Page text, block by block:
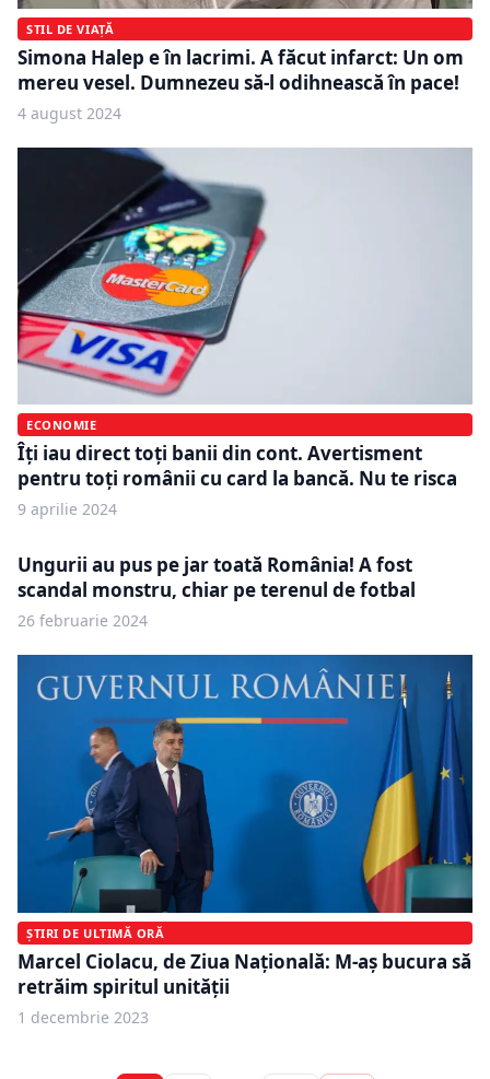
STIL DE VIAȚĂ
Simona Halep e în lacrimi. A făcut infarct: Un om
mereu vesel. Dumnezeu să-l odihnească în pace!
4 august 2024
ECONOMIE
Îţi iau direct toţi banii din cont. Avertisment
pentru toţi românii cu card la bancă. Nu te risca
9 aprilie 2024
Ungurii au pus pe jar toată România! A fost
scandal monstru, chiar pe terenul de fotbal
26 februarie 2024
ȘTIRI DE ULTIMĂ ORĂ
Marcel Ciolacu, de Ziua Națională: M-aș bucura să
retrăim spiritul unității
1 decembrie 2023